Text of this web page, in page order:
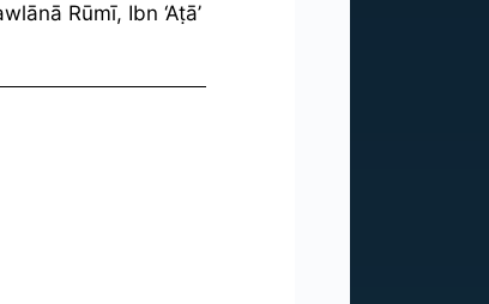
Rūmī, Ibn ‘Aṭā’